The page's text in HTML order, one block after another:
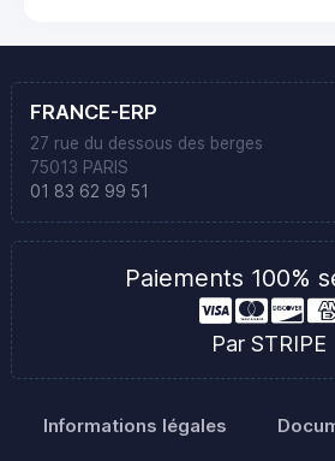
FRANCE-ERP
27 rue du dessous des berges
75013 PARIS
01 83 62 99 51
Paiements 100%
Par STRIPE
Informations légales